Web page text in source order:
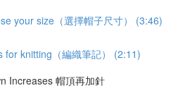
your size（選擇帽子尺寸） (3:46)
for knitting（編織筆記） (2:11)
Increases 帽頂再加針